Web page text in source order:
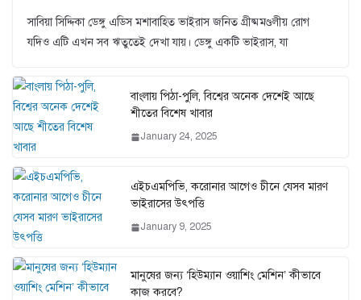
সাবিয়া সিদ্দিকা ডেঙ্গু এডিস মশাবাহিত ভাইরাস জনিত গ্রীষ্মমণ্ডলীয় রোগ
যদিও এটি এখন সব ঋতুতেই দেখা যায়। ডেঙ্গু একটি ভাইরাস, যা
বাংলায় পিঠা-পুলি, বিশ্বের অনেক দেশেই আছে
শীতের বিশেষ খাবার
January 24, 2025
এইচএমপিভি, করোনার আগেও চীনে যেসব মারণ
ভাইরাসের উৎপত্তি
January 9, 2025
মানুষের জন্য ‘হিউম্যান ওয়াশিং মেশিন’ কীভাবে
কাজ করবে?